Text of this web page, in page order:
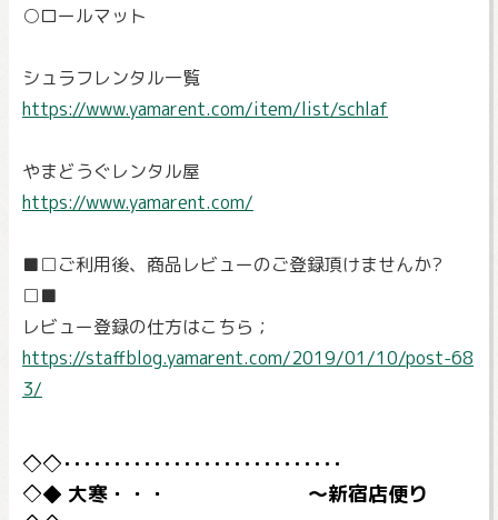
○ロールマット
シュラフレンタル一覧
https://www.yamarent.com/item/list/schlaf
やまどうぐレンタル屋
https://www.yamarent.com/
■□ご利用後、商品レビューのご登録頂けませんか?
□■
レビュー登録の仕方はこちら；
https://staffblog.yamarent.com/2019/01/10/post-68
3/
大寒・・・ ～新宿店便り